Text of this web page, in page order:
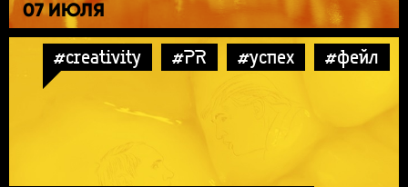
07 ИЮЛЯ
#creativity #PR #успех #фейл